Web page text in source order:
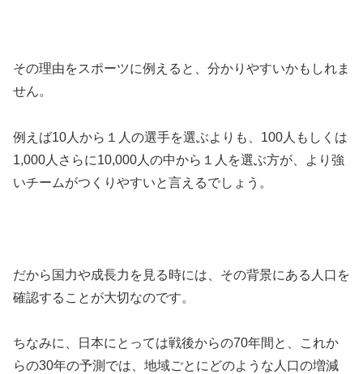
その理由をスポーツに例えると、分かりやすいかもしれま
せん。
例えば10人から１人の選手を選ぶよりも、100人もしくは
1,000人さらに10,000人の中から１人を選ぶ方が、より強
いチームがつくりやすいと言えるでしょう。
だから国力や成長力を見る時には、その背景にある人口を
確認することが大切なのです。
ちなみに、日本にとっては戦後からの70年間と、これか
らの30年の予測では、地域ごとにどのような人口の増減